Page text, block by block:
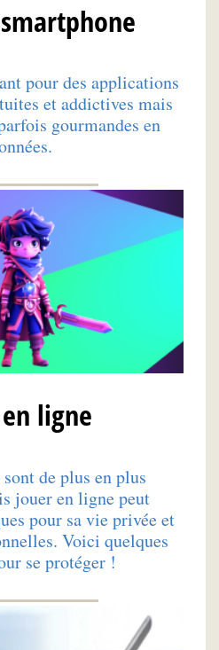
pour des applications
et addictives mais
gourmandes en
ligne
de plus en plus
jouer en ligne peut
pour sa vie privée et
Voici quelques
se protéger !